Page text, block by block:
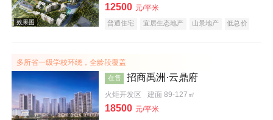
效果图
12500 元/平米
普通住宅 宜居生态地产 山景地产 低总价
多所省一级学校环绕，全龄段覆盖
在售 招商禹洲·云鼎府
火炬开发区 建面 89-127㎡
18500 元/平米